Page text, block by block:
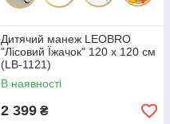
Дитячий манеж LEOBRO
"Лісовий Їжачок" 120 x 120 см
(LB-1121)
В наявності
2 399 ₴